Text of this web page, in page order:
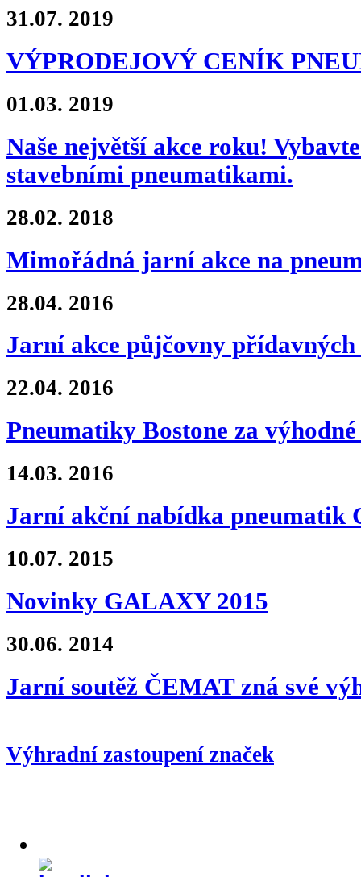
31.07. 2019
VÝPRODEJOVÝ CENÍK
01.03. 2019
Naše největší akce roku!
stavebními pneumatikami.
28.02. 2018
Mimořádná jarní akce na
28.04. 2016
Jarní akce půjčovny
22.04. 2016
Pneumatiky Bostone za
14.03. 2016
Jarní akční nabídka pneumatik
10.07. 2015
Novinky GALAXY 2015
30.06. 2014
Jarní soutěž ČEMAT zná své
Výhradní zastoupení značek